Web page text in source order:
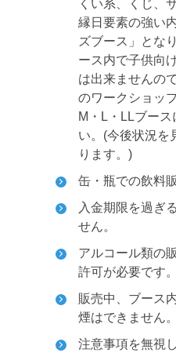
くい系、くじ、
縁日要素の強い
ズブース」とな
ース内で子供向
は出来ませんの
のワークショッ
M・L・LLブー
い。(今後状況を
ります。)
缶・瓶での飲料
入金期限を過ぎ
せん。
アルコール類の
許可が必要です。
販売中、ブース
煙はできません。
注意事項を無視